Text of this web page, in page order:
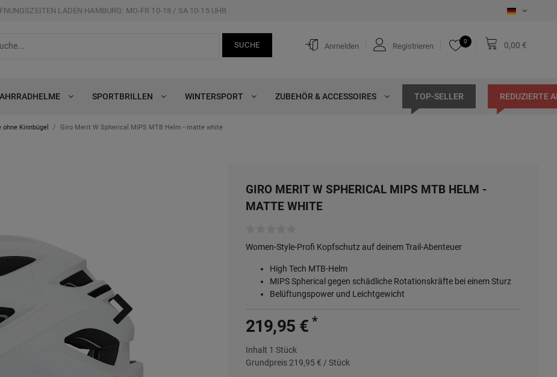
LADEN HAMBURG: MO-FR 10-18 / SA 10-15 UHR
SUCHE Anmelden Registrieren
0 0,00 €
SPORTBRILLEN WINTERSPORT ZUBEHÖR & ACCESSOIRES TOP-SELLER REDUZIERTE
ohne Kinnbügel Giro Merit W Spherical MIPS MTB Helm - matte white
GIRO MERIT W SPHERICAL MIPS MTB HELM -
MATTE WHITE
Women-Style-Profi Kopfschutz auf deinem Trail-Abenteuer
High Tech MTB-Helm
MIPS Spherical gegen schädliche Rotationskräfte bei einem Sturz
Belüftungspower und Leichtgewicht
219,95 €*
Inhalt 1 Stück
Grundpreis 219,95 € / Stück